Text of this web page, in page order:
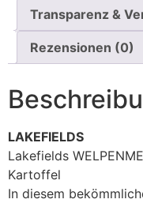
Transparenz &
Rezensionen (0)
LAKEFIELDS
Lakefields
Kartoffel
In diesem